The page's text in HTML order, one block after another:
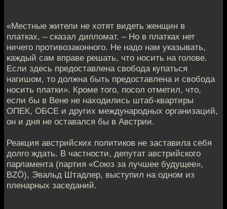
«Местные жители не хотят видеть женщин в
платках, – сказал дипломат. – Но в платках нет
ничего противозаконного. Не надо нам указывать,
каждый сам вправе решать, что носить на голове.
Если здесь предоставлена свобода купаться
нагишом, то должна быть предоставлена и свобода
носить платки». Кроме того, посол отметил, что,
если бы в Вене не находились штаб-квартиры
ОПЕК, ОБСЕ и других международных организаций,
он и дня не оставался бы в Австрии.
Реакция австрийских политиков не заставила себя
долго ждать. В частности, депутат австрийского
парламента (партия «Союз за лучшее будущее»,
BZÖ), Эвальд Штадлер, выступил на одном из
пленарных заседаний.